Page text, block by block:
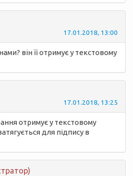
17.01.2018, 13:00
він її отримує у текстовому
17.01.2018, 13:25
отримує у текстовому
для підпису в